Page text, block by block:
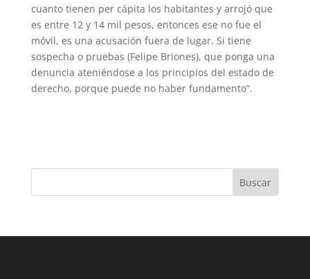
cuanto tienen per cápita los habitantes y arrojó que
es entre 12 y 14 mil pesos, entonces ese no fue el
móvil, es una acusación fuera de lugar. Si tiene
sospecha o pruebas (Felipe Briones), que ponga una
denuncia ateniéndose a los principios del estado de
derecho, porque puede no haber fundamento”.
Buscar